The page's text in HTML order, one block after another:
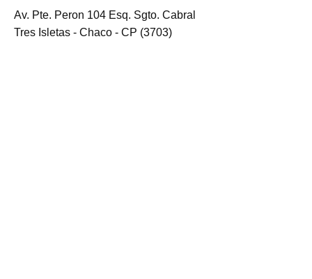
Av. Pte. Peron 104 Esq. Sgto. Cabral
Tres Isletas - Chaco - CP (3703)